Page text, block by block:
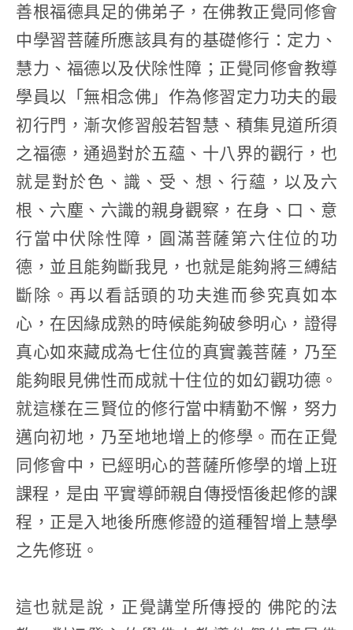
善根福德具足的佛弟子，在佛教正覺同修會
中學習菩薩所應該具有的基礎修行：定力、
慧力、福德以及伏除性障；正覺同修會教導
學員以「無相念佛」作為修習定力功夫的最
初行門，漸次修習般若智慧、積集見道所須
之福德，通過對於五蘊、十八界的觀行，也
就是對於色、識、受、想、行蘊，以及六
根、六塵、六識的親身觀察，在身、口、意
行當中伏除性障，圓滿菩薩第六住位的功
德，並且能夠斷我見，也就是能夠將三縛結
斷除。再以看話頭的功夫進而參究真如本
心，在因緣成熟的時候能夠破參明心，證得
真心如來藏成為七住位的真實義菩薩，乃至
能夠眼見佛性而成就十住位的如幻觀功德。
就這樣在三賢位的修行當中精勤不懈，努力
邁向初地，乃至地地增上的修學。而在正覺
同修會中，已經明心的菩薩所修學的增上班
課程，是由 平實導師親自傳授悟後起修的課
程，正是入地後所應修證的道種智增上慧學
之先修班。
這也就是說，正覺講堂所傳授的 佛陀的法